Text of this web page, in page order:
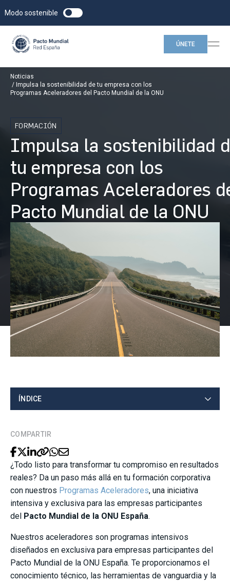
Modo sostenible
ÚNETE
Noticias
Impulsa la sostenibilidad de tu empresa con los
Programas Aceleradores del Pacto Mundial de la ONU
FORMACIÓN
Impulsa la sostenibilidad
tu empresa con los
Programas Aceleradores
Pacto Mundial de la ONU
ÍNDICE
COMPARTIR
¿Todo listo para transformar tu compromiso en resultados
reales? Da un paso más allá en tu formación corporativa
con nuestros Programas Aceleradores, una iniciativa
intensiva y exclusiva para las empresas participantes
del Pacto Mundial de la ONU España.
Nuestros aceleradores son programas intensivos
diseñados en exclusiva para empresas participantes del
Pacto Mundial de la ONU España. Te proporcionamos el
conocimiento técnico, las herramientas de vanguardia y la